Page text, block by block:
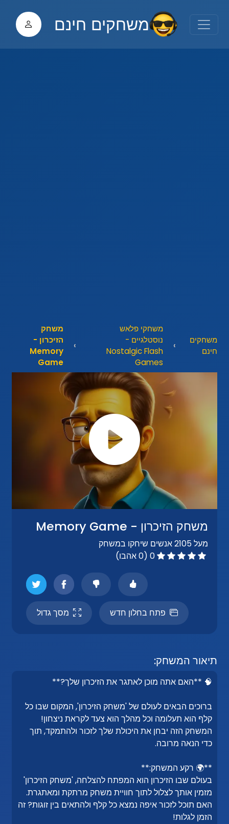
משחקים חינם
משחקים
חינם
משחקי פלאש
נוסטלגיים -
Nostalgic Flash
Games
משחק
הזיכרון -
Memory
Game
משחק הזיכרון - Memory Game
מעל 2105 אנשים שיחקו במשחק
0 (0 אהבו)
פתח בחלון חדש מסך גדול
תיאור המשחק:
🧠 **האם אתה מוכן לאתגר את הזיכרון שלך?**
ברוכים הבאים לעולם של 'משחק הזיכרון', המקום שבו כל
קלף הוא תעלומה וכל מהלך הוא צעד לקראת ניצחון!
המשחק הזה יבחן את היכולת שלך לזכור ולהתמקד, תוך
כדי הנאה מרובה.
**🌍 רקע המשחק:**
בעולם שבו הזיכרון הוא המפתח להצלחה, 'משחק הזיכרון'
מזמין אותך לצלול לתוך חוויית משחק מרתקת ומאתגרת.
האם תוכל לזכור איפה נמצא כל קלף ולהתאים בין זוגות? זה
הזמן לגלות!